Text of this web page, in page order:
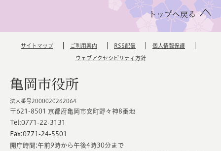
トップへ戻る
サイトマップ ご利用案内 RSS配信 個人情報保護
ウェブアクセシビリティ方針
亀岡市役所
法人番号2000020262064
〒621-8501 京都府亀岡市安町野々神8番地
Tel:0771-22-3131
Fax:0771-24-5501
開庁時間:午前9時から午後4時30分まで